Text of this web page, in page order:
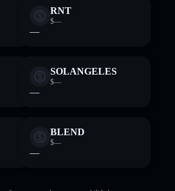
RNT
$—
—
SOLANGELES
$—
—
BLEND
$—
—